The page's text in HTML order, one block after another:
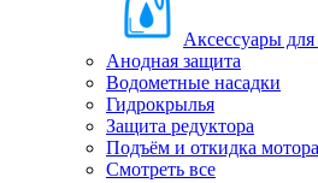
Аксессуары
Анодная защита
Водометные насадки
Гидрокрылья
Защита редуктора
Подъём и откидка мотора
Смотреть все